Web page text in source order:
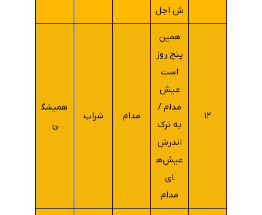
ش اجل
۱۲
همین
پنج روز
است
عیش
مدام /
به ترک
اندرش
عیش‌ه
ای
مدام
مدام شراب
همیشگ
ی